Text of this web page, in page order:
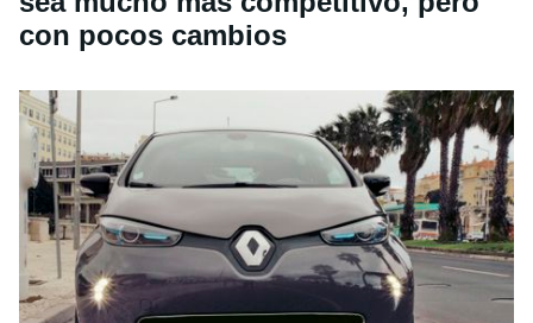
con pocos cambios